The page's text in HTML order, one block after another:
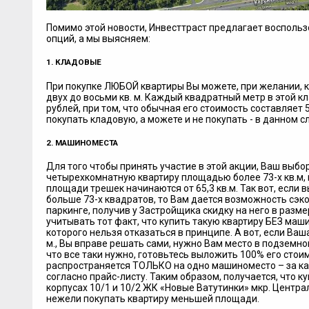
Помимо этой новости, Инвесттраст предлагает
опций, а мы выясняем:
1. КЛАДОВЫЕ
При покупке ЛЮБОЙ квартиры Вы можете, при желании,
двух до восьми кв. м. Каждый квадратный метр в этой
рублей, при том, что обычная его стоимость
покупать кладовую, а можете и не покупать - в данном
2. МАШИНОМЕСТА
Для того чтобы принять участие в этой акции, Ваш
четырехкомнатную квартиру площадью более 73-х кв.м,
площади трешек начинаются от 65,3 кв.м. Так вот, если
больше 73-х квадратов, то Вам дается возможность
паркинге, получив у Застройщика скидку на него в
учитывать тот факт, что купить такую квартиру БЕЗ
которого нельзя отказаться в принципе. А вот, если
м., Вы вправе решать сами, нужно Вам место в
что все таки нужно, готовьтесь выложить 100% его
распространяется ТОЛЬКО на одно машиноместо – за
согласно прайс-листу. Таким образом, получается, что
корпусах 10/1 и 10/2 ЖК «Новые Ватутинки» мкр.
нежели покупать квартиру меньшей площади.